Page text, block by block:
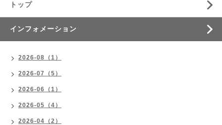
トップ
インフォメーション
2026-08（1）
2026-07（5）
2026-06（1）
2026-05（4）
2026-04（2）